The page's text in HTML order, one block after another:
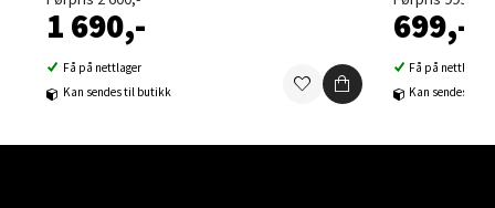
1 690,-
Få på nettlager
Kan sendes til butikk
699,-
Få på nettlager
Kan sendes til
Velg